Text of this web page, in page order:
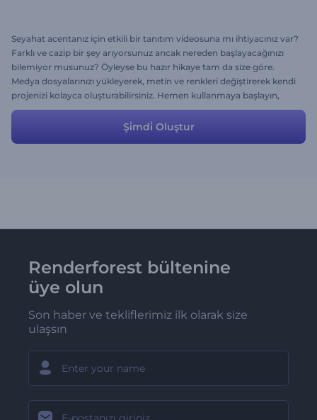
Seyahat acentanız için etkili bir tanıtım videosuna mı ihtiyacınız var?
Farklı ve cazip bir şey arıyorsunuz ancak nereden başlayacağınızı
bilemiyor musunuz? Öyleyse bu hazır hikaye tam da size göre.
Medya dosyalarınızı yükleyerek, metin ve renkleri değiştirerek kendi
projenizi kolayca oluşturabilirsiniz. Hemen kullanmaya başlayın,
renkli sahneler ve sevimli karakterlerle hedef kitlenizin dikkatini
Şi̇mdi̇ Oluştur
Renderforest bültenine
üye olun
Son haber ve tekliflerimiz ilk olarak size
ulaşsın